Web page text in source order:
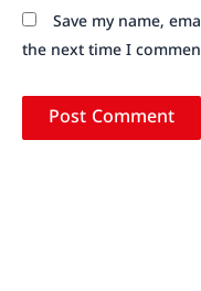
Save my name,
the next time I